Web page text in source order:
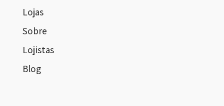
Lojas
Sobre
Lojistas
Blog